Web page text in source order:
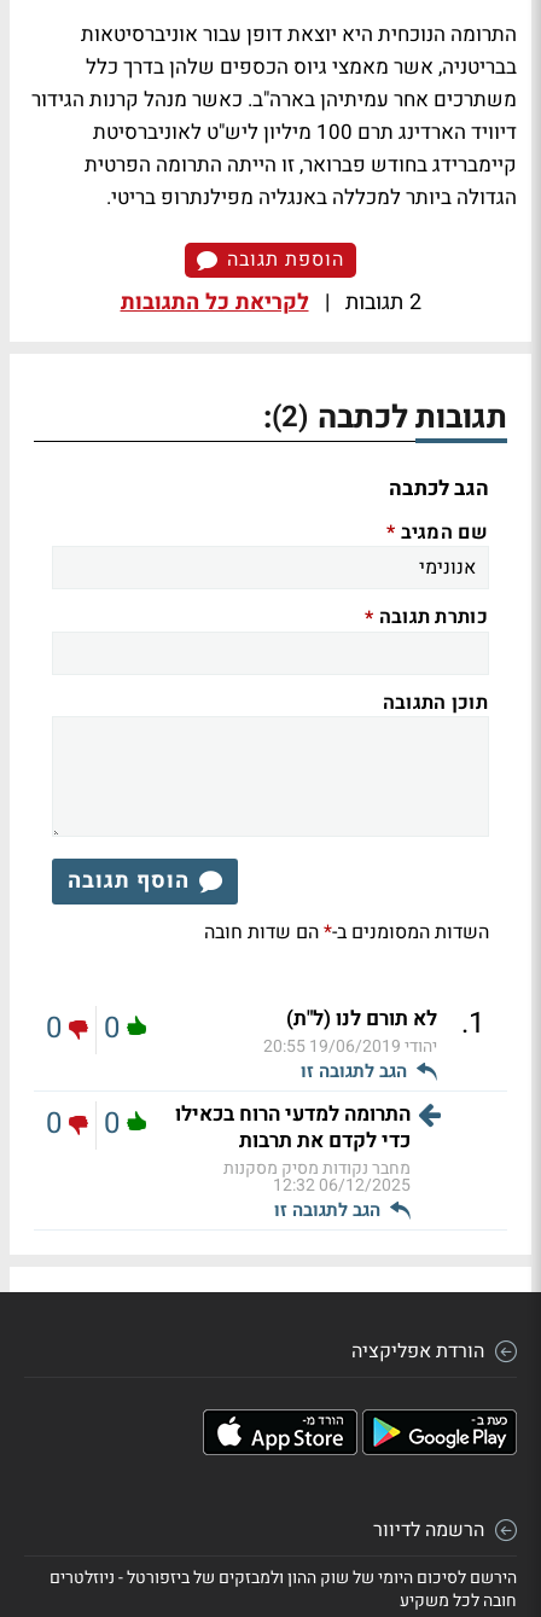
התרומה הנוכחית היא יוצאת דופן עבור אוניברסיטאות
בבריטניה, אשר מאמצי גיוס הכספים שלהן בדרך כלל
משתרכים אחר עמיתיהן בארה"ב. כאשר מנהל קרנות הגידור
דיוויד הארדינג תרם 100 מיליון ליש"ט לאוניברסיטת
קיימברידג בחודש פברואר, זו הייתה התרומה הפרטית
הגדולה ביותר למכללה באנגליה מפילנתרופ בריטי.
הוספת תגובה
2 תגובות | לקריאת כל התגובות
תגובות לכתבה (2)
:
הגב לכתבה
שם המגיב *
כותרת תגובה *
תוכן התגובה
הוסף תגובה
השדות המסומנים ב-*הם שדות חובה
1
. לא תורם לנו (ל"ת)
יהודי19/06/2019 20:55
הגב לתגובה זו
0
0
התרומה למדעי הרוח בכאילו
כדי לקדם את תרבות
מחבר נקודות מסיק מסקנות
06/12/2025 12:32
הגב לתגובה זו
0
0
הורדת אפליקציה
הרשמה לדיוור
הירשם לסיכום היומי של שוק ההון ולמבזקים של ביזפורטל - ניוזלטרים
חובה לכל משקיע